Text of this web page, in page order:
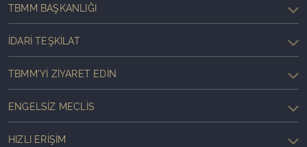
TBMM BAŞKANLIĞI
İDARI TEŞKILAT
TBMM'YI ZIYARET EDIN
ENGELSIZ MECLIS
HIZLI ERIŞIM